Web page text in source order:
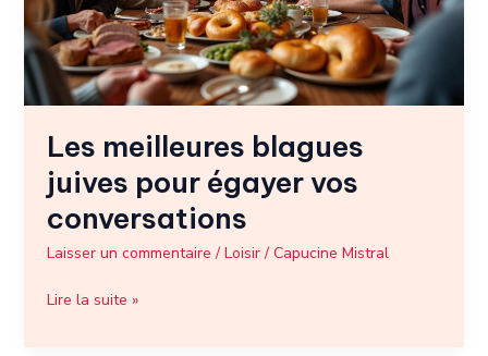
Les meilleures blagues
juives pour égayer vos
conversations
Laisser un commentaire / Loisir/ Capucine Mistral
vos
conversations
Lire la suite »